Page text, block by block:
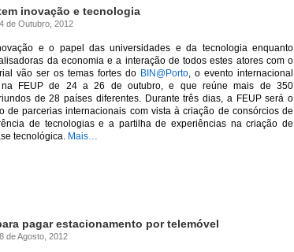
inovação e tecnologia
de Outubro, 2012
e o papel das universidades e da tecnologia enquanto
da economia e a interação de todos estes atores com o
vão ser os temas fortes do BIN@Porto, o evento internacional
na FEUP de 24 a 26 de outubro, e que reúne mais de 350
de 28 países diferentes. Durante três dias, a FEUP será o
de parcerias internacionais com vista à criação de consórcios de
de tecnologias e a partilha de experiências na criação de
tecnológica. Mais…
pagar estacionamento por telemóvel
de Agosto, 2012